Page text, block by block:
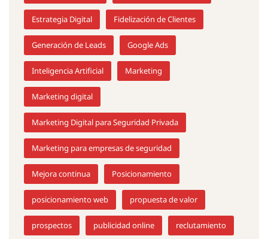
Estrategia Digital Fidelización de Clientes
Generación de Leads Google Ads
Inteligencia Artificial Marketing
Marketing digital
Marketing Digital para Seguridad Privada
Marketing para empresas de seguridad
Mejora continua Posicionamiento
posicionamiento web propuesta de valor
prospectos publicidad online reclutamiento